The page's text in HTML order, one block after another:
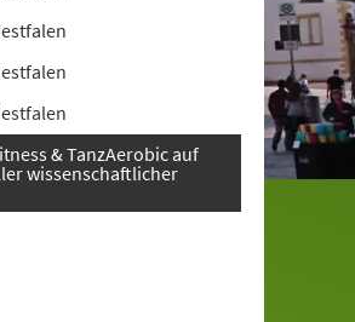
& TanzAerobic auf
wissenschaftlicher